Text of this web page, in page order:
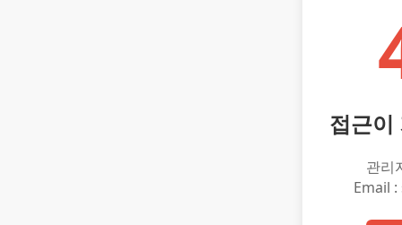
접근이
관리
Email